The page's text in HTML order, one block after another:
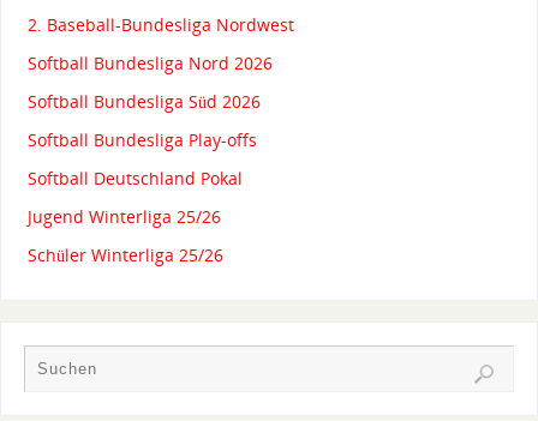
2. Baseball-Bundesliga Nordwest
Softball Bundesliga Nord 2026
Softball Bundesliga Süd 2026
Softball Bundesliga Play-offs
Softball Deutschland Pokal
Jugend Winterliga 25/26
Schüler Winterliga 25/26